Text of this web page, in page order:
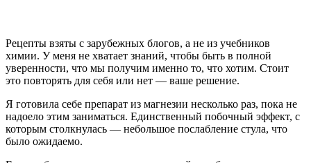
Рецепты взяты с зарубежных блогов, а не из учебников
химии. У меня не хватает знаний, чтобы быть в полной
уверенности, что мы получим именно то, что хотим. Стоит
это повторять для себя или нет — ваше решение.
Я готовила себе препарат из магнезии несколько раз, пока не
надоело этим заниматься. Единственный побочный эффект, с
которым столкнулась — небольшое послабление стула, что
было ожидаемо.